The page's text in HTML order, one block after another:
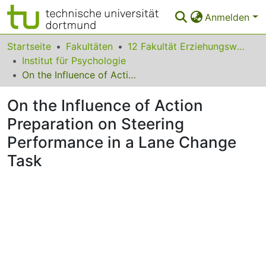
Anmelden
Bereiche & Sammlungen
Das gesamte Repositorium
FAQ
Leitlinien
Zurück zur Startseite
Startseite Fakultäten
12 Fakultät Erziehungswissenschaft, Psychologie und Bildungsforschung
Institut für Psychologie
On the Influence of Action Preparation on Steering Performance in a Lane Change Task
On the Influence of Action
Preparation on Steering
Performance in a Lane Change
Task